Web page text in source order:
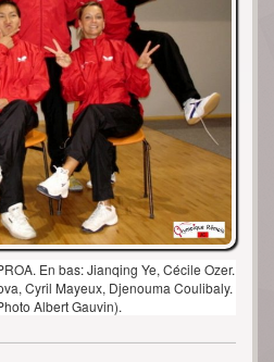
En bas: Jianqing Ye, Cécile Ozer.
Cyril Mayeux, Djenouma Coulibaly.
Albert Gauvin).